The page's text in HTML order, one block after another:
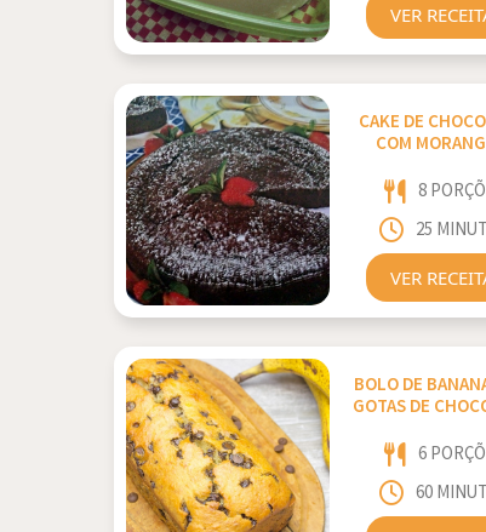
VER
CAKE DE
COM
8
25
VER
BOLO DE
GOTAS DE
6
60